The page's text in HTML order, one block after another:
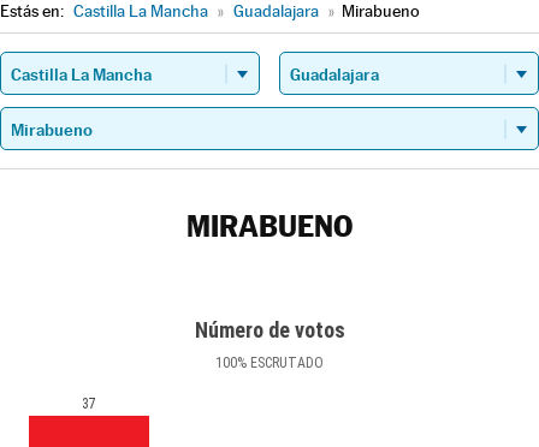
Estás en: Castilla La Mancha » Guadalajara » Mirabueno
MIRABUENO
Número de votos
100% ESCRUTADO
37